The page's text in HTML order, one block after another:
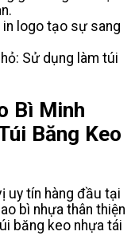
in logo tạo sự sang
Sử dụng làm túi
Bì Minh
Băng Keo
uy tín hàng đầu tại
bì nhựa thân thiện
băng keo nhựa tái